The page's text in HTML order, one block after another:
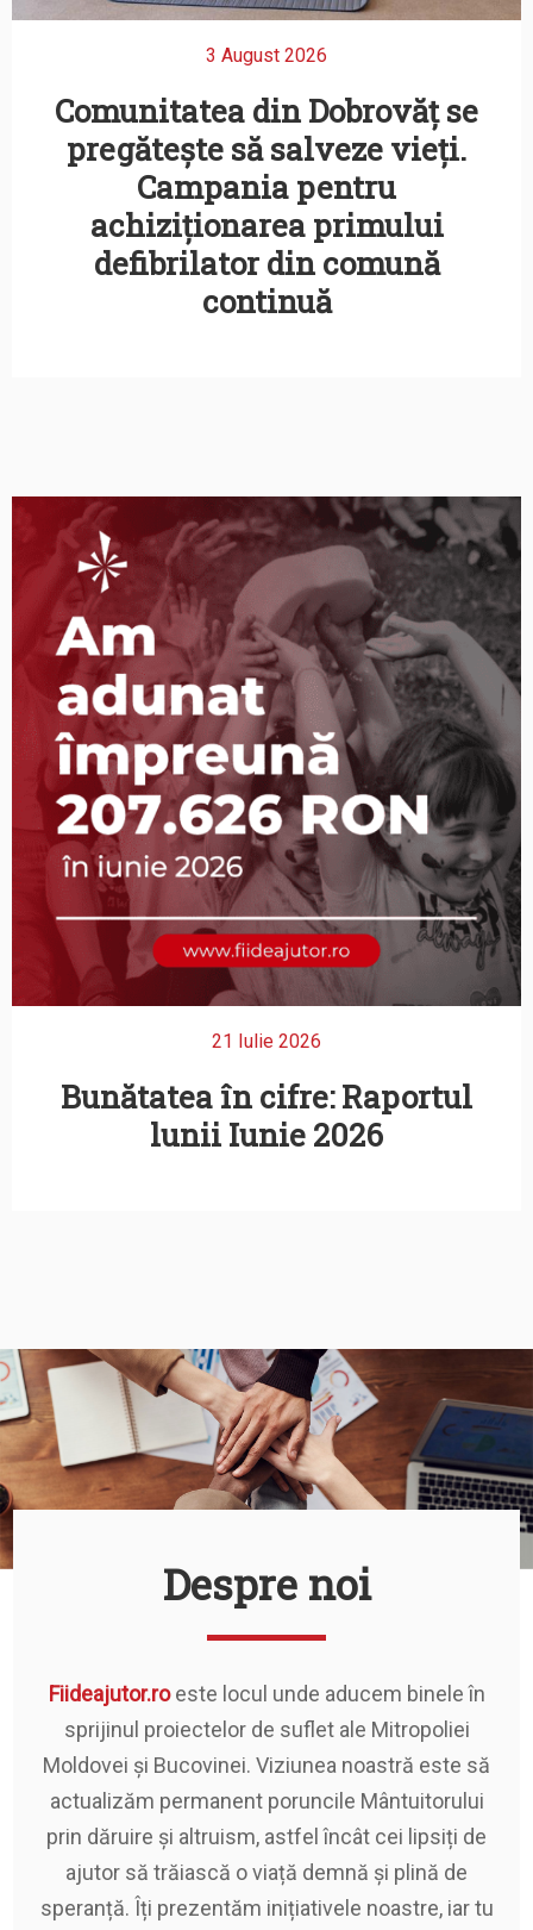
3 August 2026
Comunitatea din Dobrovăț se
pregătește să salveze vieți.
Campania pentru
achiziționarea primului
defibrilator din comună
continuă
21 Iulie 2026
Bunătatea în cifre: Raportul
lunii Iunie 2026
Despre noi
Fiideajutor.roeste locul unde aducem binele în
sprijinul proiectelor de suflet ale Mitropoliei
Moldovei și Bucovinei. Viziunea noastră este să
actualizăm permanent poruncile Mântuitorului
prin dăruire și altruism, astfel încât cei lipsiți de
ajutor să trăiască o viață demnă și plină de
speranță. Îți prezentăm inițiativele noastre, iar tu